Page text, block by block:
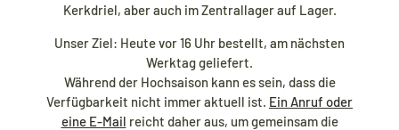
Kerkdriel, aber auch im Zentrallager auf Lager.
Unser Ziel: Heute vor 16 Uhr bestellt, am nächsten
Werktag geliefert.
Während der Hochsaison kann es sein, dass die
Verfügbarkeit nicht immer aktuell ist. Ein Anruf oder
eine E-Mail reicht daher aus, um gemeinsam die